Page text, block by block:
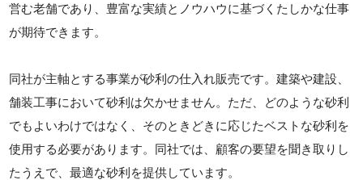
営む老舗であり、豊富な実績とノウハウに基づくたしかな仕事
が期待できます。
同社が主軸とする事業が砂利の仕入れ販売です。建築や建設、
舗装工事において砂利は欠かせません。ただ、どのような砂利
でもよいわけではなく、そのときどきに応じたベストな砂利を
使用する必要があります。同社では、顧客の要望を聞き取りし
たうえで、最適な砂利を提供しています。